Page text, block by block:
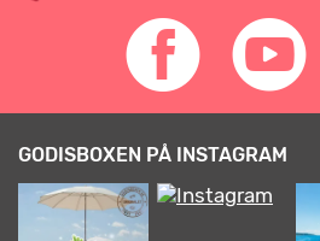
GODISBOXEN PÅ INSTAGRAM